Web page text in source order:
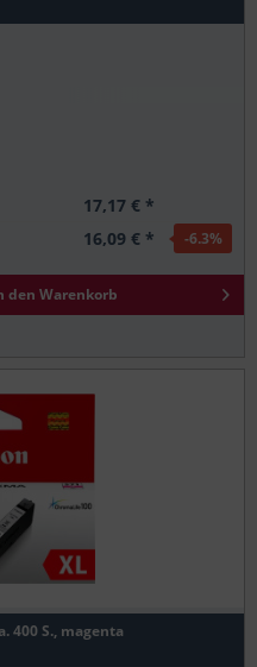
17,17 € *
16,09 € * -6.3%
den Warenkorb
400 S., magenta